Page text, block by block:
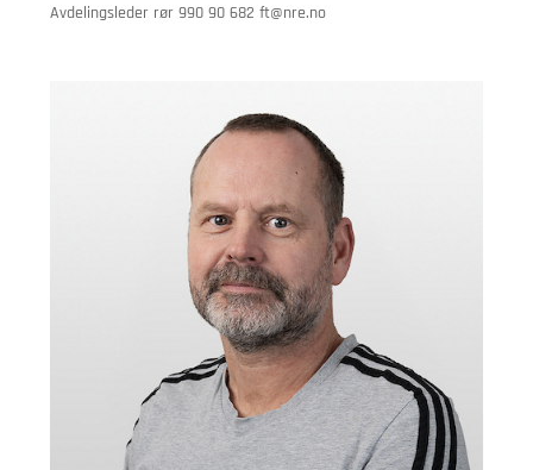
Avdelingsleder rør 990 90 682ft@nre.no